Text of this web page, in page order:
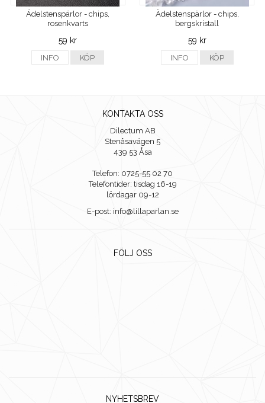
Ädelstenspärlor - chips,
rosenkvarts
59 kr
INFO KÖP
Ädelstenspärlor - chips,
bergskristall
59 kr
INFO KÖP
KONTAKTA OSS
Dilectum AB
Stenåsavägen 5
439 53 Åsa
Telefon: 0725-55 02 70
Telefontider: tisdag 16-19
lördagar 09-12
E-post: info@lillaparlan.se
FÖLJ OSS
NYHETSBREV